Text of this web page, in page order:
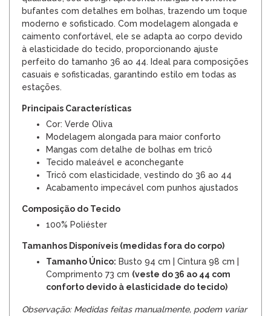
bufantes com detalhes em bolhas, trazendo um toque
moderno e sofisticado. Com modelagem alongada e
caimento confortável, ele se adapta ao corpo devido
à elasticidade do tecido, proporcionando ajuste
perfeito do tamanho 36 ao 44. Ideal para composições
casuais e sofisticadas, garantindo estilo em todas as
estações.
Principais Características
Cor: Verde Oliva
Modelagem alongada para maior conforto
Mangas com detalhe de bolhas em tricô
Tecido maleável e aconchegante
Tricô com elasticidade, vestindo do 36 ao 44
Acabamento impecável com punhos ajustados
Composição do Tecido
100% Poliéster
Tamanhos Disponíveis (medidas fora do corpo)
Tamanho Único: Busto 94 cm | Cintura 98 cm |
Comprimento 73 cm (veste do 36 ao 44 com
conforto devido à elasticidade do tecido)
Observação: Medidas feitas manualmente, podem variar